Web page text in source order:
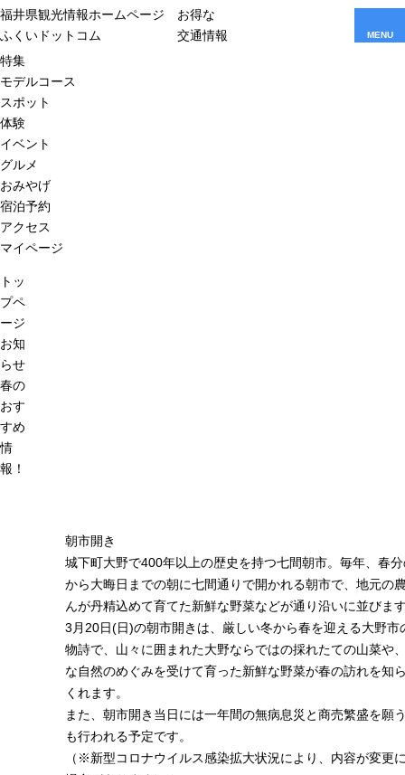
福井県観光情報ホームページ
ふくいドットコム
お得な
交通情報
MENU
特集
モデルコース
スポット
体験
イベント
グルメ
おみやげ
宿泊予約
アクセス
マイページ
トッ
プペ
ージ
お知
らせ
春の
おす
すめ
情
報！
朝市開き
城下町大野で400年以上の歴史を持つ七間朝市。毎年、春
から大晦日までの朝に七間通りで開かれる朝市で、地元の
んが丹精込めて育てた新鮮な野菜などが通り沿いに並びま
3月20日(日)の朝市開きは、厳しい冬から春を迎える大野市
物詩で、山々に囲まれた大野ならではの採れたての山菜や
な自然のめぐみを受けて育った新鮮な野菜が春の訪れを知
くれます。
また、朝市開き当日には一年間の無病息災と商売繁盛を願
も行われる予定です。
（※新型コロナウイルス感染拡大状況により、内容が変更